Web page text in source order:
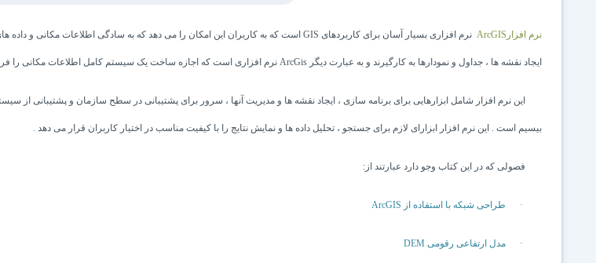
نرم افزار ArcGIS نرم افزاری بسیار آسان برای کاربردهای GIS است که به کاربران این امکان را می دهد که به سادگی اطلاعات مکانی و داده
ایجاد نقشه ها ، جداول و نمودارها به کارگیرند و به عبارت دیگر ArcGis نرم افزاری است که اجازه ساخت یک سیستم کامل اطلاعات مکانی را
این نرم افزار شامل ابزارهایی برای برنامه سازی ، ایجاد نقشه ها و مدیریت آنها ، سرور برای پشتیبانی در سطح سازمان و پشتیبانی از
بیسیم است . این نرم افزار ابزارای لازم برای جستجو ، تحلیل داده ها و نمایش نتایج را با کیفیت مناسب در اختیار کاربران قرار می دهد .
فصولی که در این کتاب وجو دارد عبارتند از:
· طراحی شبکه با استفاده از ArcGIS
· مدل ارتفاعی رقومی DEM